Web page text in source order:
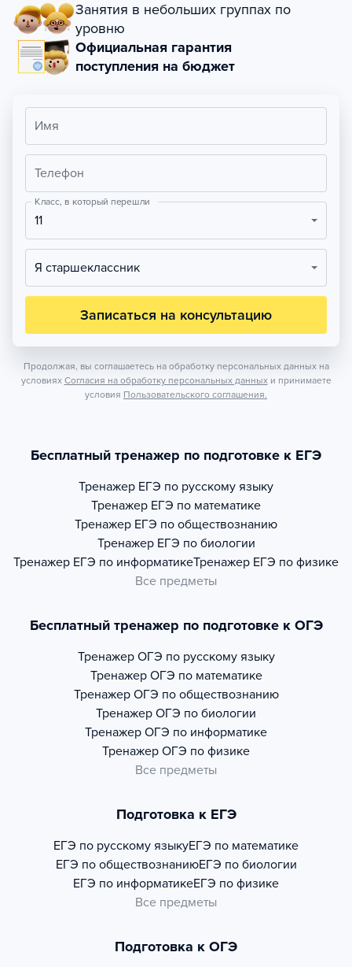
Занятия в небольших группах по
уровню
Официальная гарантия
поступления на бюджет
Имя
Телефон
Класс, в который перешли
11
Я старшеклассник
Записаться на консультацию
Продолжая, вы соглашаетесь на обработку персональных данных на
условиях Согласия на обработку персональных данных и принимаете
условия Пользовательского соглашения.
Бесплатный тренажер по подготовке к ЕГЭ
Тренажер ЕГЭ по русскому языку
Тренажер ЕГЭ по математике
Тренажер ЕГЭ по обществознанию
Тренажер ЕГЭ по биологии
Тренажер ЕГЭ по информатикеТренажер ЕГЭ по физике
Все предметы
Бесплатный тренажер по подготовке к ОГЭ
Тренажер ОГЭ по русскому языку
Тренажер ОГЭ по математике
Тренажер ОГЭ по обществознанию
Тренажер ОГЭ по биологии
Тренажер ОГЭ по информатике
Тренажер ОГЭ по физике
Все предметы
Подготовка к ЕГЭ
ЕГЭ по русскому языкуЕГЭ по математике
ЕГЭ по обществознаниюЕГЭ по биологии
ЕГЭ по информатикеЕГЭ по физике
Все предметы
Подготовка к ОГЭ